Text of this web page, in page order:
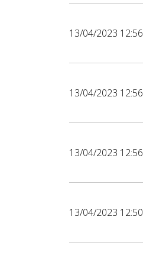
13/04/2023 12:56
13/04/2023 12:56
13/04/2023 12:56
13/04/2023 12:50